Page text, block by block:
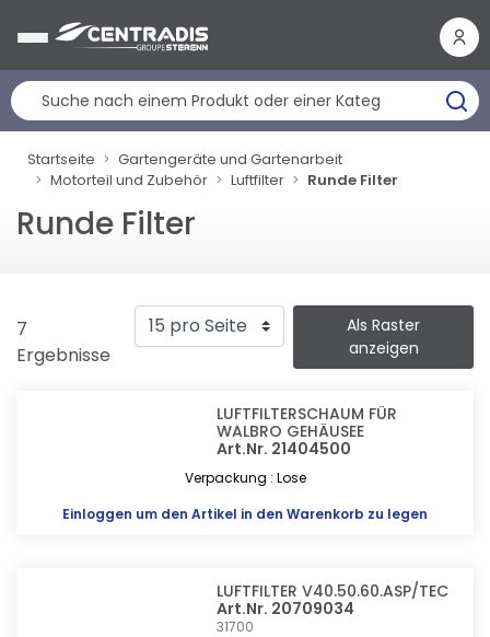
Startseite
Gartengeräte und Gartenarbeit
Motorteil und Zubehör
Luftfilter Runde Filter
Runde Filter
7
Ergebnisse
Als Raster
anzeigen
LUFTFILTERSCHAUM FÜR
WALBRO GEHÄUSEE
Art.Nr. 21404500
Verpackung : Lose
Einloggen um den Artikel in den Warenkorb zu legen
LUFTFILTER V40.50.60.ASP/TEC
Art.Nr. 20709034
31700